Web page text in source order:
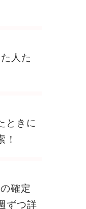
人た
ときに
確定
ずつ詳